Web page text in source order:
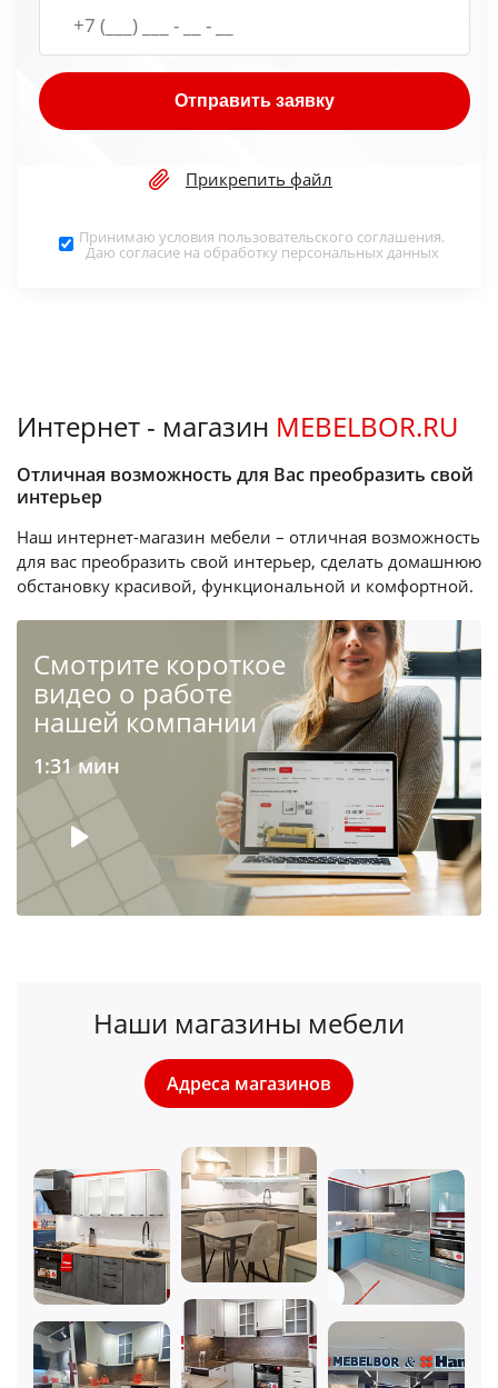
Отправить заявку
Прикрепить файл
Принимаю условия пользовательского соглашения.
Даю согласие на обработку персональных данных
Интернет - магазин MEBELBOR.RU
Отличная возможность для Вас преобразить свой
интерьер
Наш интернет-магазин мебели – отличная возможность
для вас преобразить свой интерьер, сделать домашнюю
обстановку красивой, функциональной и комфортной.
Cмотрите короткое
видео о работе
нашей компании
1:31 мин
Наши магазины мебели
Адреса магазинов